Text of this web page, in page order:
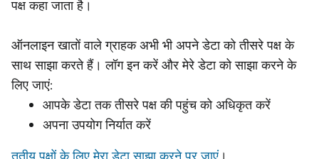
पक्ष कहा जाता है।
ऑनलाइन खातों वाले ग्राहक अभी भी अपने डेटा को तीसरे पक्ष के
साथ साझा करते हैं। लॉग इन करें और मेरे डेटा को साझा करने के
लिए जाएं:
आपके डेटा तक तीसरे पक्ष की पहुंच को अधिकृत करें
अपना उपयोग निर्यात करें